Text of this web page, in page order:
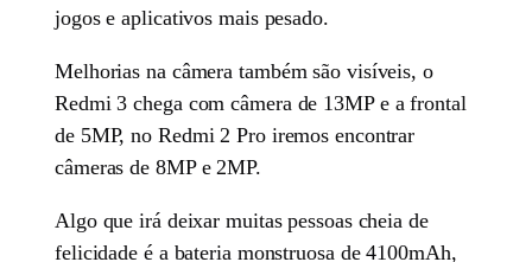
jogos e aplicativos mais pesado.
Melhorias na câmera também são visíveis, o
Redmi 3 chega com câmera de 13MP e a frontal
de 5MP, no Redmi 2 Pro iremos encontrar
câmeras de 8MP e 2MP.
Algo que irá deixar muitas pessoas cheia de
felicidade é a bateria monstruosa de 4100mAh,